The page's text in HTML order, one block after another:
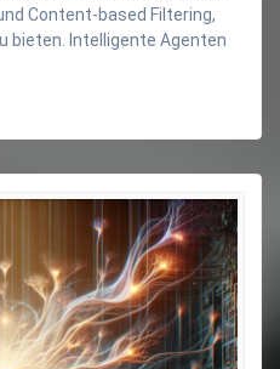
Content-based Filtering,
bieten. Intelligente Agenten